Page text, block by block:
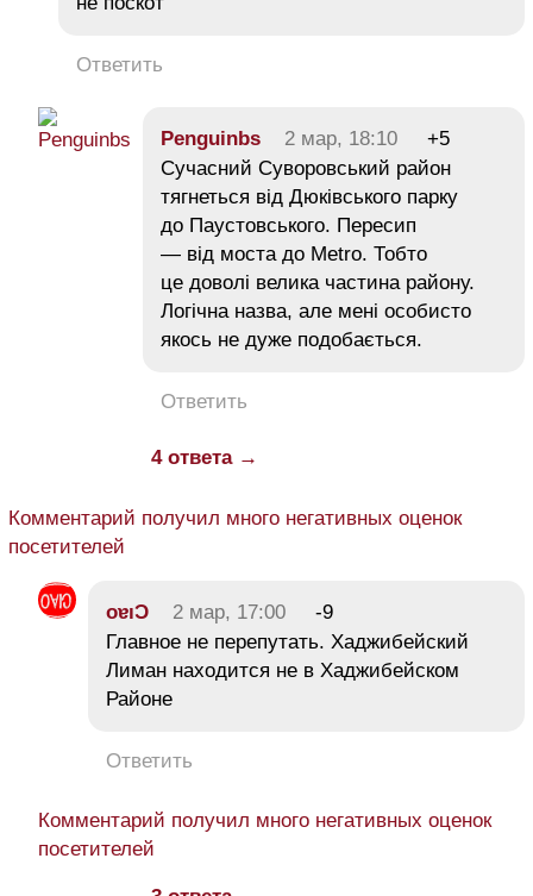
Ответить
Penguinbs 2 мар, 18:10
+5
Сучасний Суворовський район
тягнеться від Дюківського парку
до Паустовського. Пересип
— від моста до Metro. Тобто
це доволі велика частина району.
Логічна назва, але мені особисто
якось не дуже подобається.
Ответить
4 ответа →
Комментарий получил много негативных оценок
посетителей
oɐıƆ 2 мар, 17:00
-9
Главное не перепутать. Хаджибейский
Лиман находится не в Хаджибейском
Районе
Ответить
Комментарий получил много негативных оценок
посетителей